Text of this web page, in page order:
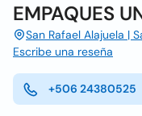
EMPAQUES
San Rafael Alajuela |
Escribe una reseña
+506 24380525